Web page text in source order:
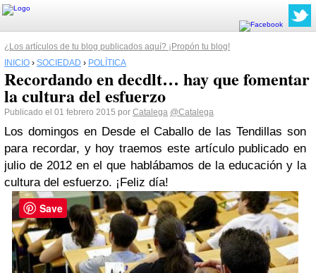
¿Los artículos de tu blog publicados aquí? ¡Propón tu blog!
INICIO › SOCIEDAD › POLÍTICA
Recordando en decdlt… hay que fomentar
la cultura del esfuerzo
Publicado el 01 febrero 2015 por Catalega @Catalega
Los domingos en Desde el Caballo de las Tendillas son
para recordar, y hoy traemos este artículo publicado en
julio de 2012 en el que hablábamos de la educación y la
cultura del esfuerzo. ¡Feliz día!
Save